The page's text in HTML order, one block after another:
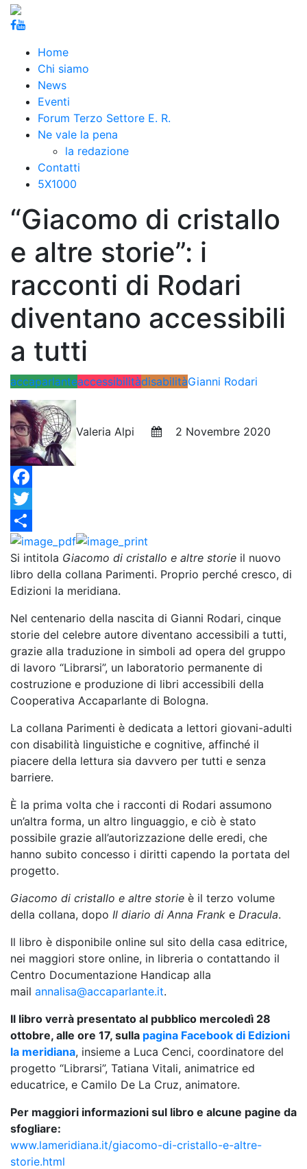
Home
Chi siamo
News
Eventi
Forum Terzo Settore E. R.
Ne vale la pena
la redazione
Contatti
5X1000
“Giacomo di cristallo
e altre storie”: i
racconti di Rodari
diventano accessibili
a tutti
accaparlanteaccessibilitàdisabilitàGianni Rodari
Valeria Alpi 2 Novembre 2020
Facebook
Twitter
Condividi
Si intitola Giacomo di cristallo e altre storie il nuovo
libro della collana Parimenti. Proprio perché cresco, di
Edizioni la meridiana.
Nel centenario della nascita di Gianni Rodari, cinque
storie del celebre autore diventano accessibili a tutti,
grazie alla traduzione in simboli ad opera del gruppo
di lavoro “Librarsi”, un laboratorio permanente di
costruzione e produzione di libri accessibili della
Cooperativa Accaparlante di Bologna.
La collana Parimenti è dedicata a lettori giovani-adulti
con disabilità linguistiche e cognitive, affinché il
piacere della lettura sia davvero per tutti e senza
barriere.
È la prima volta che i racconti di Rodari assumono
un’altra forma, un altro linguaggio, e ciò è stato
possibile grazie all’autorizzazione delle eredi, che
hanno subito concesso i diritti capendo la portata del
progetto.
Giacomo di cristallo e altre storie è il terzo volume
della collana, dopo Il diario di Anna Frank e Dracula.
Il libro è disponibile online sul sito della casa editrice,
nei maggiori store online, in libreria o contattando il
Centro Documentazione Handicap alla
mail annalisa@accaparlante.it.
Il libro verrà presentato al pubblico mercoledì 28
ottobre, alle ore 17, sulla pagina Facebook di Edizioni
la meridiana, insieme a Luca Cenci, coordinatore del
progetto “Librarsi”, Tatiana Vitali, animatrice ed
educatrice, e Camilo De La Cruz, animatore.
Per maggiori informazioni sul libro e alcune pagine da
sfogliare:
www.lameridiana.it/giacomo-di-cristallo-e-altre-
storie.html